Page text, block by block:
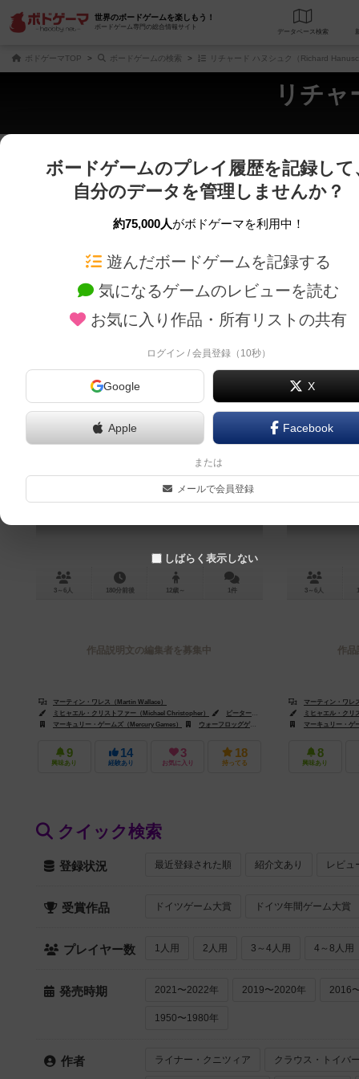
世界のボードゲームを楽しもう！
ボードゲーム専門の総合情報サイト
データベース
ボドゲーマTOP ボードゲームの検索 リチャード ハヌシュク（Richard
リチ
じっくり表示
商品名、商品説明文、デザイナー名、テーマ名、メカニクス名を対象にフリ
ゲームデザイナー名を指定し
ゲームデザイナー
対象年齢を指定します。 世界観や登場
テーマ/フレー
ルネッサンスの君主
Princes of the Renaissance
3～6人 180分前後 12歳～ 1件
作品説明文の編集者を募集中
マーティン・ワレス（Martin Wallace）
ミヒャエル・クリストファー（Michael Christopher）
ピーター・デニス（Peter Dennis）
リチ
マーキュリー・ゲームズ（Mercury Games）
ウォーフロッグゲームズ（Warfrog Games） ハイ
9
興味あり
14
経験あり
3
お気に入り
18
持ってる
ル
Princes of
3～6人
作品
マーティン・ワレ
ミヒャエル・クリ
マーキュリー・ゲ
8
興味あり
クイック検索
登録状況 最近登録された順 紹介文あり レビュ
受賞作品 ドイツゲーム大賞 ドイツ年間ゲーム大賞
プレイヤー数 1人用 2人用 3～4人用 4～8人用
発売時期 2021〜2022年 2019〜2020年 2016
1950〜1980年
作者 ライナー・クニツィア クラウス・トイバー
ボードゲームのプレイ履歴を記録して
自分のデータを管理しませんか？
約75,000人がボドゲーマを利用中！
遊んだボードゲームを記録する
気になるゲームのレビューを読む
お気に入り作品・所有リストの共有
ログイン / 会員登録（10秒）
Google X
Apple Facebook
または
メールで会員登録
しばらく表示しない